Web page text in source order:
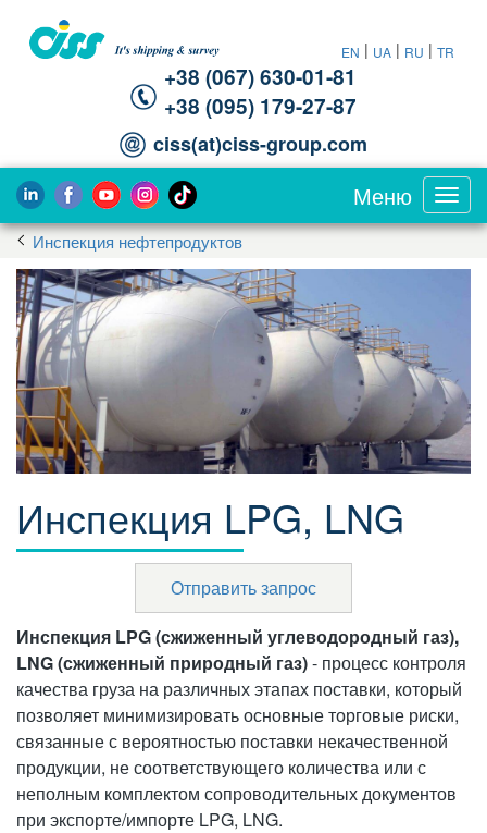
+38 (067) 630-01-81
+38 (095) 179-27-87
ciss(at)ciss-group.com
EN | UA | RU | TR
Меню
Инспекция нефтепродуктов
Инспекция LPG, LNG
Отправить запрос
Инспекция LPG (сжиженный углеводородный газ),
LNG (сжиженный природный газ)- процесс контроля
качества груза на различных этапах поставки, который
позволяет минимизировать основные торговые риски,
связанные с вероятностью поставки некачественной
продукции, не соответствующего количества или с
неполным комплектом сопроводительных документов
при экспорте/импорте LPG, LNG.